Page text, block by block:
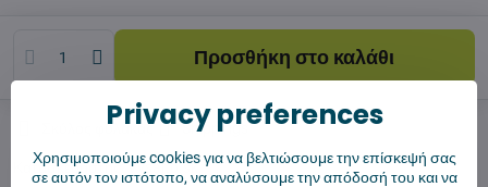
Προσθήκη στο καλάθι
Σκύλος φύλακας Shippings
Κατασκευαστής:Vysajto.sk
Privacy preferences
Χρησιμοποιούμε cookies για να βελτιώσουμε την επίσκεψή σας
σε αυτόν τον ιστότοπο, να αναλύσουμε την απόδοσή του και να